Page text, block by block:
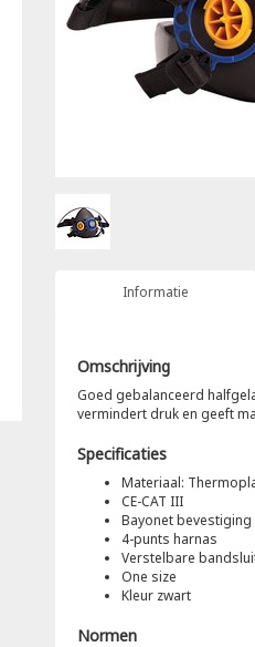
Informatie
Omschrijving
Goed gebalanceerd
vermindert druk en geeft
Specificaties
Materiaal:
CE-CAT III
Bayonet bevestiging
4-punts harnas
Verstelbare
One size
Kleur zwart
Normen